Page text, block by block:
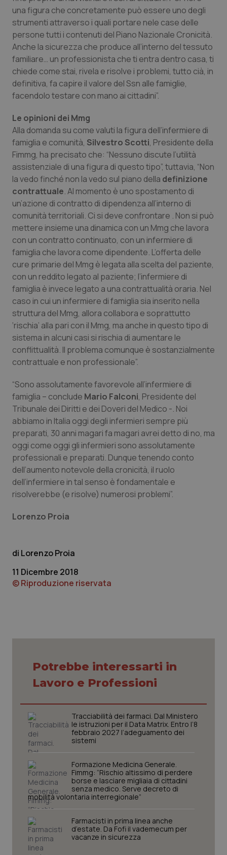
una figura che concretamente può essere uno degli
strumenti attraverso i quali portare nele case delle
persone tutti i contenuti del Piano Nazionale Cronicità.
Anche la sicurezza che produce all’interno del tessuto
familiare… un professionista che ti entra dentro casa, ti
chiede come stai, rivela e risolve i problemi, tutto cià, in
definitiva, fa capire il valore del Ssn alle famiglie,
facendolo testare con mano ai cittadini”.
Le opinioni dei Mmg
Alla domanda su come valuti la figura dell’infermiere di
famiglia e comunità, Silvestro Scotti, Presidente della
Fimmg, ha precisato che: “Nessuno discute l’utilità
assistenziale di una figura di questo tipo”, tuttavia, “Non
la vedo finché non la vedo sul piano della definizione
contrattuale. Al momento è uno spostamento di
un’azione di contratto di dipendenza all’interno di
comunità territoriali. Ci si deve confrontare . Non si può
mettere insieme una dinamica con un Mmg che lavora
con un contratto continuato, con un infermiere di
famiglia che lavora come dipendente. L’offerta delle
cure primarie del Mmg è legata alla scelta del paziente,
con un reddito legato al paziente; l’infermiere di
famiglia è invece legato a una contrattualità oraria. Nel
caso in cui un infermiere di famiglia sia inserito nella
struttura del Mmg, allora collabora e soprattutto
‘rischia’ alla pari con il Mmg, ma anche in questo tipo di
sistema in alcuni casi si rischia di aumentare le
conflittualità. Il problema comunque è sostanzialmente
contrattuale e non professionale”.
“Sono assolutamente favorevole all’infermiere di
famiglia – conclude Mario Falconi, Presidente del
Tribunale dei Diritti e dei Doveri del Medico -. Noi
abbiamo in Italia oggi degli infermieri sempre più
preparati, 30 anni magari fa magari avrei detto di no, ma
oggi come oggi gli infermieri sono assolutamente
professionali e preparati. Dunque tenendo conto
dell’aumento notevole della cronicità, il ruolo
dell’infermiere in tal senso è fondamentale e
risolverebbe (e risolve) numerosi problemi”.
Lorenzo Proia
Lorenzo Proia
11 Dicembre 2018
© Riproduzione riservata
Potrebbe interessarti in
Lavoro e Professioni
Tracciabilità dei farmaci. Dal Ministero
le istruzioni per il Data Matrix. Entro l’8
febbraio 2027 l’adeguamento dei
sistemi
Formazione Medicina Generale.
Fimmg: “Rischio altissimo di perdere
borse e lasciare migliaia di cittadini
senza medico. Serve decreto di
mobilità volontaria interregionale”
Farmacisti in prima linea anche
d’estate. Da Fofi il vademecum per
vacanze in sicurezza